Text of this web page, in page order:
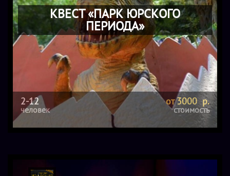
КВЕСТ «ПАРК ЮРСКОГО
ПЕРИОДА»
2-12
человек
от 3000 р.
стоимость